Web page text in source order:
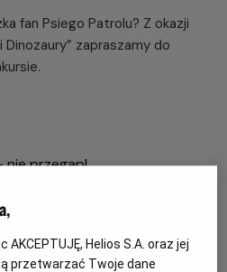
fan Psiego Patrolu? Z okazji
zapraszamy do
Helios S.A. oraz jej
przetwarzać Twoje dane